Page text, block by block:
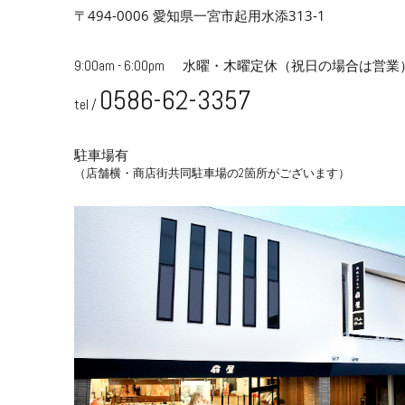
〒494-0006 愛知県一宮市起用水添313-1
9:00am - 6:00pm 水曜・木曜定休 （祝日の場合は営業
tel / 0586-62-3357
駐車場有
（店舗横・商店街共同駐車場の2箇所がございます）